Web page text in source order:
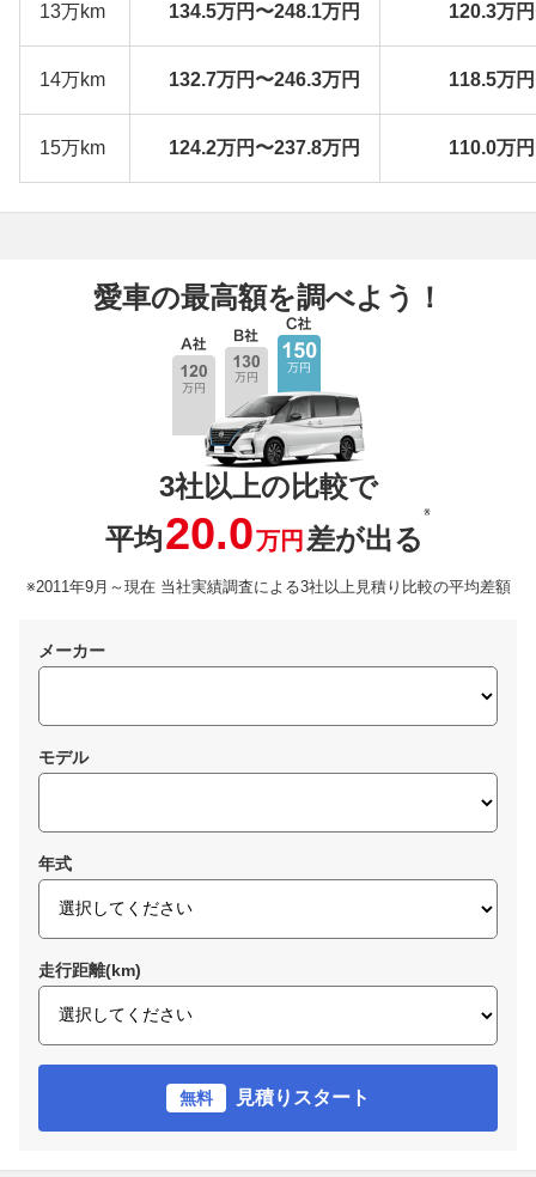
13万km 134.5万円〜248.1万円 120.3万
14万km 132.7万円〜246.3万円 118.5万
15万km 124.2万円〜237.8万円 110.0万
愛車の最高額を調べよう！
3社以上の比較で
平均20.0万円 差が出る
※
※2011年9月～現在 当社実績調査による3社以上見積り比較の平均差額
メーカー
モデル
年式
走行距離(km)
無料 見積りスタート